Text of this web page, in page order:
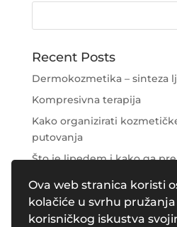
Ova web stranica koristi
kolačiće u svrhu
korisničkog iskustva
Recent Posts
Dermokozmetika – sinteza
Kompresivna terapija
Kako organizirati
putovanja
Što je lipedem i kako ga
Njega područja oko očiju
Recent Comments